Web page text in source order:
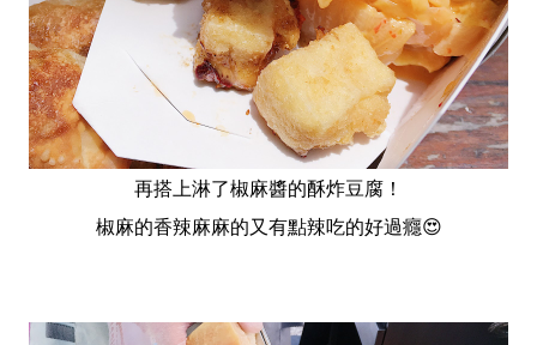
再搭上淋了椒麻醬的酥炸豆腐！
椒麻的香辣麻麻的又有點辣吃的好過癮😍